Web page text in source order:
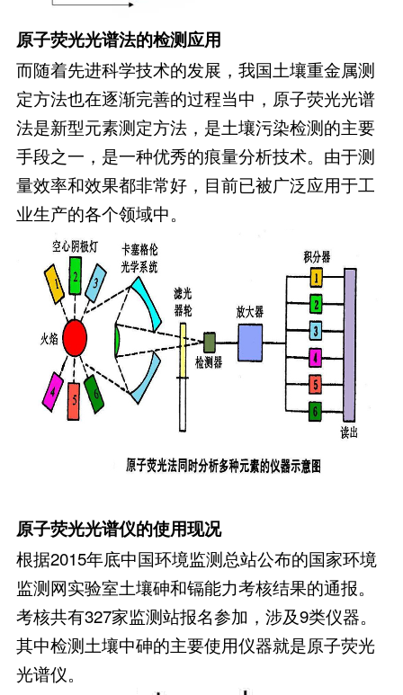
原子荧光光谱法的检测应用
而随着先进科学技术的发展，我国土壤重金属测
定方法也在逐渐完善的过程当中，原子荧光光谱
法是新型元素测定方法，是土壤污染检测的主要
手段之一，是一种优秀的痕量分析技术。由于测
量效率和效果都非常好，目前已被广泛应用于工
业生产的各个领域中。
原子荧光光谱仪的使用现况
根据2015年底中国环境监测总站公布的国家环境
监测网实验室土壤砷和镉能力考核结果的通报。
考核共有327家监测站报名参加，涉及9类仪器。
其中检测土壤中砷的主要使用仪器就是原子荧光
光谱仪。